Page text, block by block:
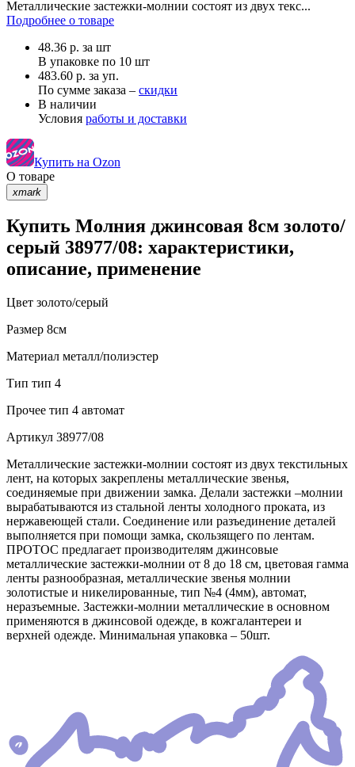
Металлические застежки-молнии состоят из двух текс...
Подробнее о товаре
48.36 р. за шт
В упаковке по 10 шт
483.60 р. за уп.
По сумме заказа – скидки
В наличии
Условия работы и доставки
Купить на Ozon
О товаре
xmark
Купить Молния джинсовая 8см золото/
серый 38977/08: характеристики,
описание, применение
Цвет золото/серый
Размер 8см
Материал металл/полиэстер
Тип тип 4
Прочее тип 4 автомат
Артикул 38977/08
Металлические застежки-молнии состоят из двух текстильных
лент, на которых закреплены металлические звенья,
соединяемые при движении замка. Делали застежки –молнии
вырабатываются из стальной ленты холодного проката, из
нержавеющей стали. Соединение или разъединение деталей
выполняется при помощи замка, скользящего по лентам.
ПРОТОС предлагает производителям джинсовые
металлические застежки-молнии от 8 до 18 см, цветовая гамма
ленты разнообразная, металлические звенья молнии
золотистые и никелированные, тип №4 (4мм), автомат,
неразъемные. Застежки-молнии металлические в основном
применяются в джинсовой одежде, в кожгалантереи и
верхней одежде. Минимальная упаковка – 50шт.